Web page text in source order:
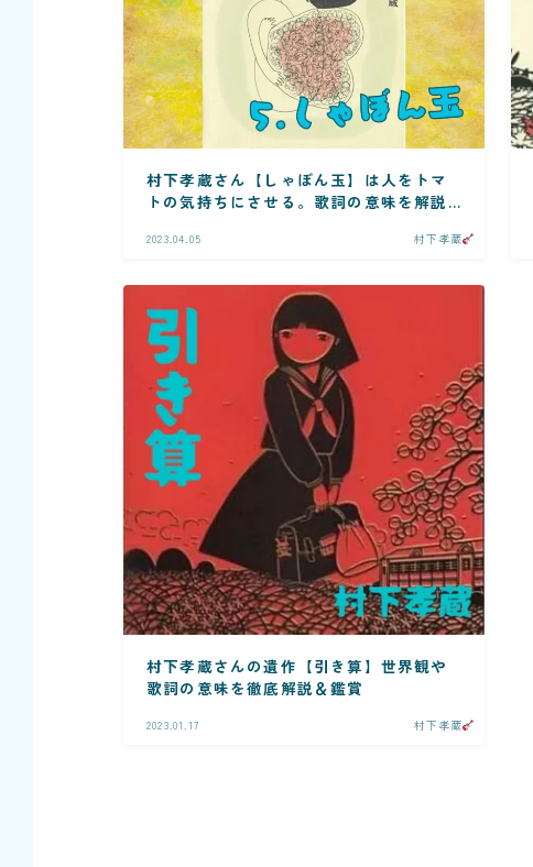
村下孝蔵さん【しゃぼん玉】は人をトマ
トの気持ちにさせる。歌詞の意味を解説
2023.04.05 村下孝蔵
村下孝蔵さんの遺作【引き算】世界観や
歌詞の意味を徹底解説＆鑑賞
2023.01.17 村下孝蔵